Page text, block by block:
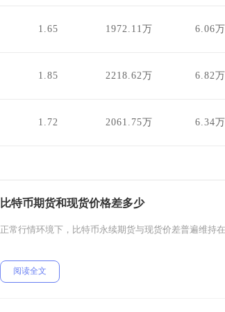
1.65 1972.11万 6.06万
1.85 2218.62万 6.82万
1.72 2061.75万 6.34万
比特币期货和现货价格差多少
正常行情环境下，比特币永续期货与现货价差普遍维持
阅读全文